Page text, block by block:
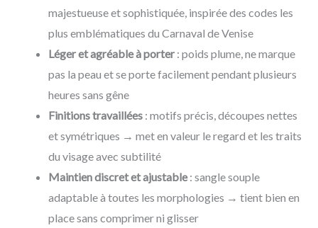
majestueuse et sophistiquée, inspirée des codes les
plus emblématiques du Carnaval de Venise
Léger et agréable à porter : poids plume, ne marque
pas la peau et se porte facilement pendant plusieurs
heures sans gêne
Finitions travaillées : motifs précis, découpes nettes
et symétriques → met en valeur le regard et les traits
du visage avec subtilité
Maintien discret et ajustable: sangle souple
adaptable à toutes les morphologies → tient bien en
place sans comprimer ni glisser